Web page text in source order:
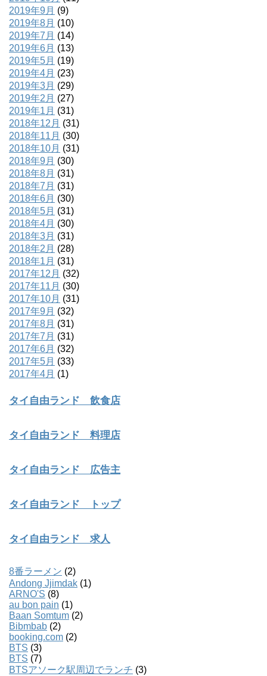
2019年9月 (9)
2019年8月 (10)
2019年7月 (14)
2019年6月 (13)
2019年5月 (19)
2019年4月 (23)
2019年3月 (29)
2019年2月 (27)
2019年1月 (31)
2018年12月 (31)
2018年11月 (30)
2018年10月 (31)
2018年9月 (30)
2018年8月 (31)
2018年7月 (31)
2018年6月 (30)
2018年5月 (31)
2018年4月 (30)
2018年3月 (31)
2018年2月 (28)
2018年1月 (31)
2017年12月 (32)
2017年11月 (30)
2017年10月 (31)
2017年9月 (32)
2017年8月 (31)
2017年7月 (31)
2017年6月 (32)
2017年5月 (33)
2017年4月 (1)
タイ自由ランド 飲食店
タイ自由ランド 料理店
タイ自由ランド 広告主
タイ自由ランド トップ
タイ自由ランド 求人
8番ラーメン (2)
Andong Jjimdak (1)
ARNO'S (8)
au bon pain (1)
Baan Somtum (2)
Bibmbab (2)
booking.com (2)
BTS (3)
BTS (7)
BTSアソーク駅周辺でランチ (3)